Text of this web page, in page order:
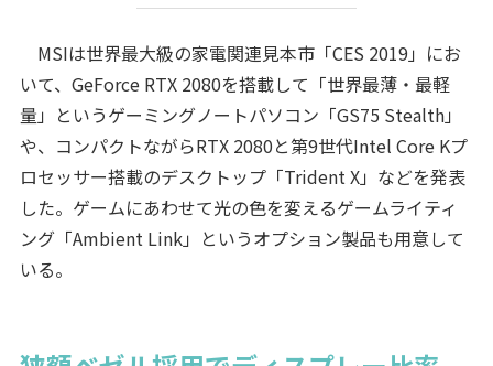
MSIは世界最大級の家電関連見本市「CES 2019」にお
いて、GeForce RTX 2080を搭載して「世界最薄・最軽
量」というゲーミングノートパソコン「GS75 Stealth」
や、コンパクトながらRTX 2080と第9世代Intel Core Kプ
ロセッサー搭載のデスクトップ「Trident X」などを発表
した。ゲームにあわせて光の色を変えるゲームライティ
ング「Ambient Link」というオプション製品も用意して
いる。